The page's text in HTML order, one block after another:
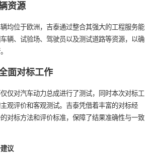
资源
均位于欧洲，吉泰通过整合其强大的工程服务能
辆、试验场、驾驶员以及测试道路等资源，以确
面对标工作
仅对汽车动力总成进行了测试，同时本次对标工
观评价和客观测试。吉泰凭借着丰富的对标经
对标方法和评价标准，保障了结果准确性与一致
议